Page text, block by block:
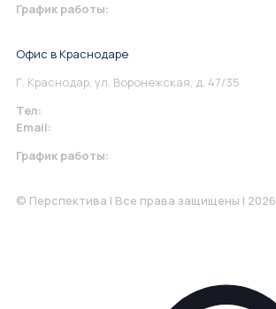
График работы:
Офис в Краснодаре
Г. Краснодар, ул. Воронежская, д. 47/35
Тел:
Email:
График работы:
© Перспектива | Все права защищены | 2026